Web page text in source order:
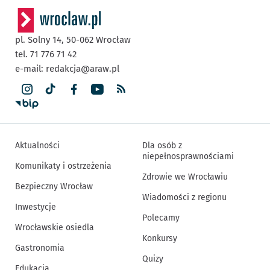
pl. Solny 14, 50-062 Wrocław
tel. 71 776 71 42
e-mail: redakcja@araw.pl
Aktualności
Komunikaty i ostrzeżenia
Bezpieczny Wrocław
Inwestycje
Wrocławskie osiedla
Gastronomia
Dla osób z
niepełnosprawnościami
Zdrowie we Wrocławiu
Wiadomości z regionu
Polecamy
Konkursy
Quizy